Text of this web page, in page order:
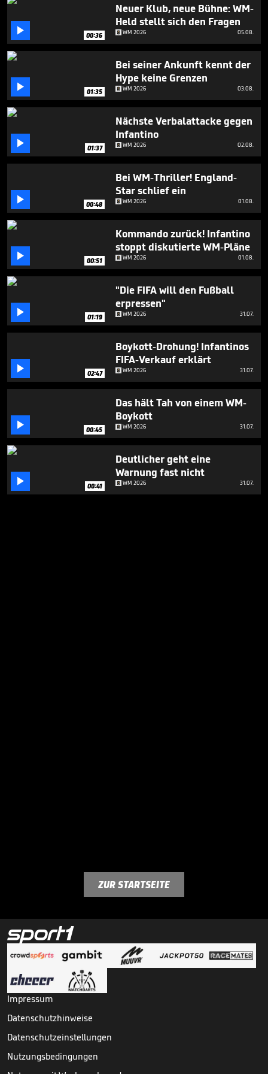
55
 00:36
Neuer Klub, neue Bühne: WM-
Held stellt sich den Fragen
WM 2026 05.08.
 01:35
Bei seiner Ankunft kennt der
Hype keine Grenzen
WM 2026 03.08.
 01:37
Nächste Verbalattacke gegen
Infantino
WM 2026 02.08.
 00:48
Bei WM-Thriller! England-
Star schlief ein
WM 2026 01.08.
 00:51
Kommando zurück! Infantino
stoppt diskutierte WM-Pläne
WM 2026 01.08.
 01:19
"Die FIFA will den Fußball
erpressen"
WM 2026 31.07.
 02:47
Boykott-Drohung! Infantinos
FIFA-Verkauf erklärt
WM 2026 31.07.
 00:45
Das hält Tah von einem WM-
Boykott
WM 2026 31.07.
 00:41
Deutlicher geht eine
Warnung fast nicht
WM 2026 31.07.
ZUR STARTSEITE
Impressum
Datenschutzhinweise
Datenschutzeinstellungen
Nutzungsbedingungen